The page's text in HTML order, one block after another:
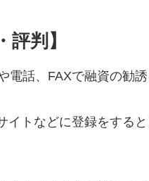
判】
話、FAXで融資の勧
トなどに登録をする